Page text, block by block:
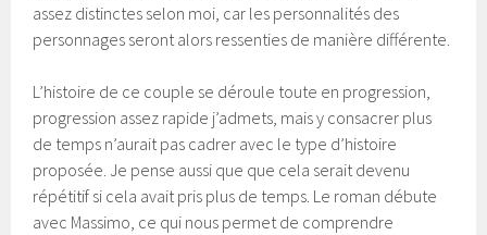
assez distinctes selon moi, car les personnalités des
personnages seront alors ressenties de manière différente.
L’histoire de ce couple se déroule toute en progression,
progression assez rapide j’admets, mais y consacrer plus
de temps n’aurait pas cadrer avec le type d’histoire
proposée. Je pense aussi que que cela serait devenu
répétitif si cela avait pris plus de temps. Le roman débute
avec Massimo, ce qui nous permet de comprendre